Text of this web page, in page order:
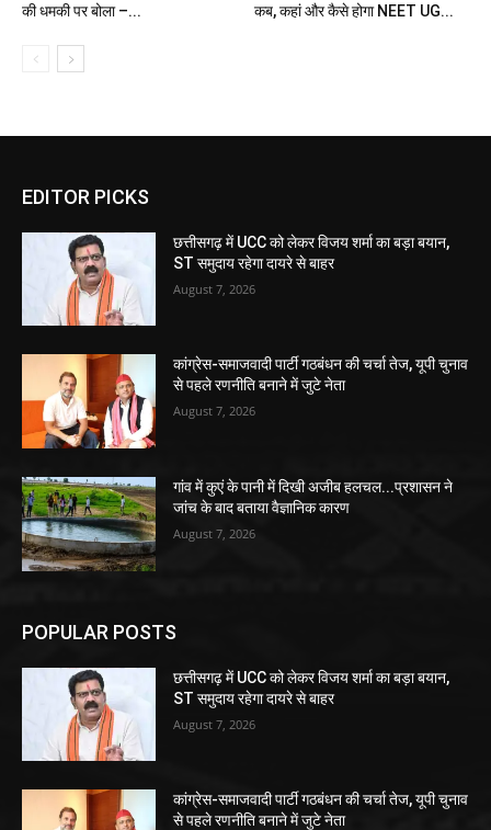
की धमकी पर बोला –...
कब, कहां और कैसे होगा NEET UG...
EDITOR PICKS
छत्तीसगढ़ में UCC को लेकर विजय शर्मा का बड़ा बयान,
ST समुदाय रहेगा दायरे से बाहर
August 7, 2026
कांग्रेस-समाजवादी पार्टी गठबंधन की चर्चा तेज, यूपी चुनाव
से पहले रणनीति बनाने में जुटे नेता
August 7, 2026
गांव में कुएं के पानी में दिखी अजीब हलचल...प्रशासन ने
जांच के बाद बताया वैज्ञानिक कारण
August 7, 2026
POPULAR POSTS
छत्तीसगढ़ में UCC को लेकर विजय शर्मा का बड़ा बयान,
ST समुदाय रहेगा दायरे से बाहर
August 7, 2026
कांग्रेस-समाजवादी पार्टी गठबंधन की चर्चा तेज, यूपी चुनाव
से पहले रणनीति बनाने में जुटे नेता